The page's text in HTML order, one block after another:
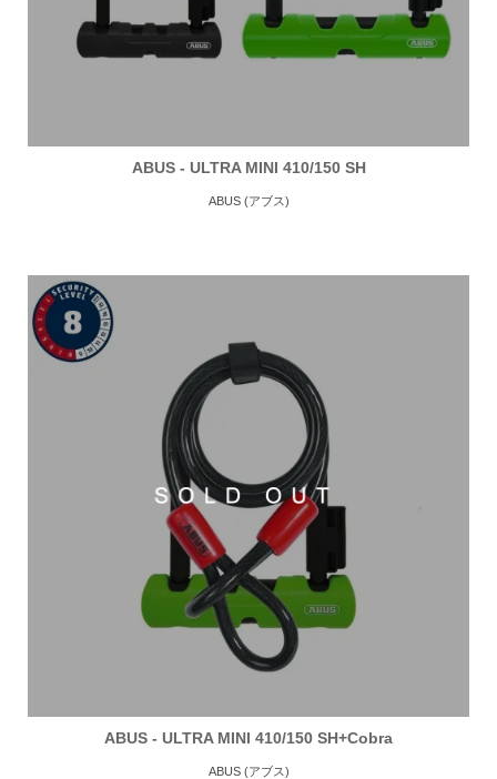
ABUS - ULTRA MINI 410/150 SH
ABUS (アブス)
ABUS - ULTRA MINI 410/150 SH+Cobra
ABUS (アブス)